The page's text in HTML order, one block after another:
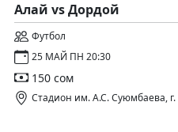
Алай vs Дордой
Футбол
25 МАЙ ПН 20:30
150 сом
Стадион им. А.С. Суюмбаева,